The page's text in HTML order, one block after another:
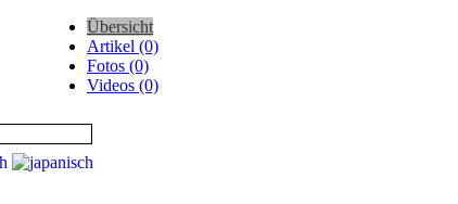
Übersicht
Artikel (0)
Fotos (0)
Videos (0)